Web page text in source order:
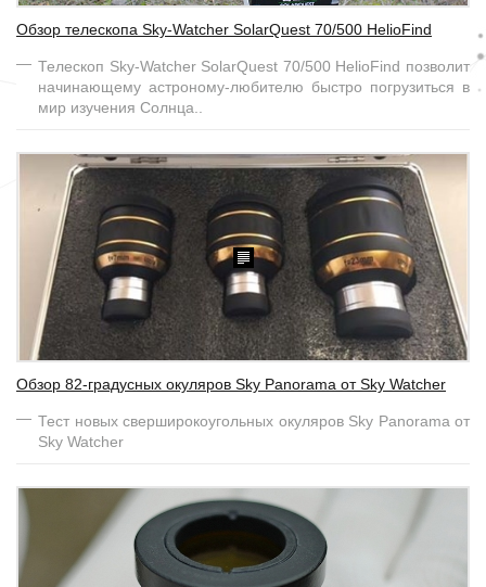
Обзор телескопа Sky-Watcher SolarQuest 70/500 HelioFind
Телескоп Sky-Watcher SolarQuest 70/500 HelioFind позволит
начинающему астроному-любителю быстро погрузиться в
мир изучения Солнца..
Обзор 82-градусных окуляров Sky Panorama от Sky Watcher
Тест новых сверширокоугольных окуляров Sky Panorama от
Sky Watcher